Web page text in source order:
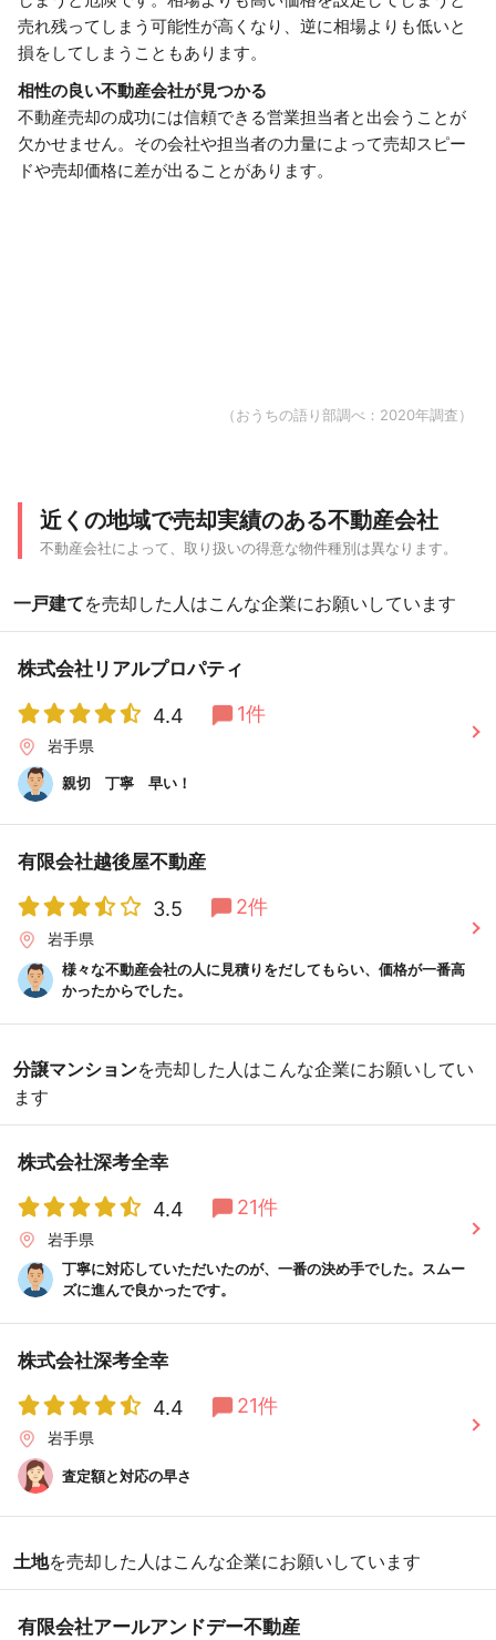
売れ残ってしまう可能性が高くなり、逆に相場よりも低いと
損をしてしまうこともあります。
相性の良い不動産会社が見つかる
不動産売却の成功には信頼できる営業担当者と出会うことが
欠かせません。その会社や担当者の力量によって売却スピー
ドや売却価格に差が出ることがあります。
（おうちの語り部調べ：2020年調査）
近くの地域で売却実績のある不動産会社
不動産会社によって、取り扱いの得意な物件種別は異なります。
一戸建てを売却した人はこんな企業にお願いしています
株式会社リアルプロパティ
4.4 1件
岩手県
親切 丁寧 早い！
有限会社越後屋不動産
3.5 2件
岩手県
様々な不動産会社の人に見積りをだしてもらい、価格が一番高
かったからでした。
分譲マンションを売却した人はこんな企業にお願いしてい
ます
株式会社深考全幸
4.4 21件
岩手県
丁寧に対応していただいたのが、一番の決め手でした。スムー
ズに進んで良かったです。
株式会社深考全幸
4.4 21件
岩手県
査定額と対応の早さ
土地を売却した人はこんな企業にお願いしています
有限会社アールアンドデー不動産